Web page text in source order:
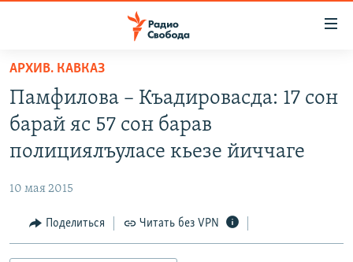
упрощенного
доступа
Вернуться
основному
Вернутся
ПРОГРАММЫ
ПОДКАСТЫ
АВТОРСКИЕ ПРОЕКТЫ
МНЕНИЯ
КУЛЬТУРА
АРХИВ. КАВКАЗ
Памфилова – Къадировасда: 17 сон
барай яс 57 сон барав
полициялъуласе кьезе йиччаге
10 мая 2015
Поделиться Читать без VPN